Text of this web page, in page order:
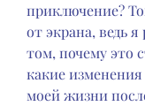
приключение?
от экрана, ведь
том, почему это
какие
моей жизни